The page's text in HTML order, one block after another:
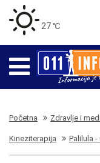
27 ℃
Početna Zdravlje i
Kineziterapija Palilula